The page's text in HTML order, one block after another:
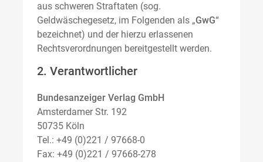
aus schweren Straftaten (sog.
Geldwäschegesetz, im Folgenden als „GwG“
bezeichnet) und der hierzu erlassenen
Rechtsverordnungen bereitgestellt werden.
2. Verantwortlicher
Bundesanzeiger Verlag GmbH
Amsterdamer Str. 192
50735 Köln
Tel.: +49 (0)221 / 97668-0
Fax: +49 (0)221 / 97668-278